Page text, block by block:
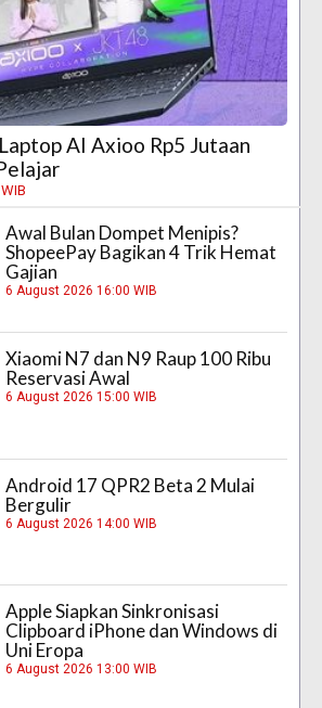
AI Axioo Rp5 Jutaan
Awal Bulan Dompet Menipis?
ShopeePay Bagikan 4 Trik Hemat
Gajian
6 August 2026 16:00 WIB
Xiaomi N7 dan N9 Raup 100 Ribu
Reservasi Awal
6 August 2026 15:00 WIB
Android 17 QPR2 Beta 2 Mulai
Bergulir
6 August 2026 14:00 WIB
Apple Siapkan Sinkronisasi
Clipboard iPhone dan Windows di
Uni Eropa
6 August 2026 13:00 WIB